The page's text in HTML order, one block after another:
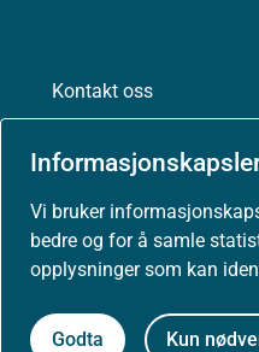
Vi bruker
bedre og for å samle
opplysninger som kan
Godta Kun
Kontakt oss
Helsedirektoratet
Postboks 220, Skøyen
0213 Oslo